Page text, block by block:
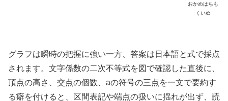
おかめはちも
くいぬ
グラフは瞬時の把握に強い一方、答案は日本語と式で採点
されます。文字係数の二次不等式を図で確認した直後に、
頂点の高さ、交点の個数、aの符号の三点を一文で要約す
る癖を付けると、区間表記や端点の扱いに揺れが出ず、読